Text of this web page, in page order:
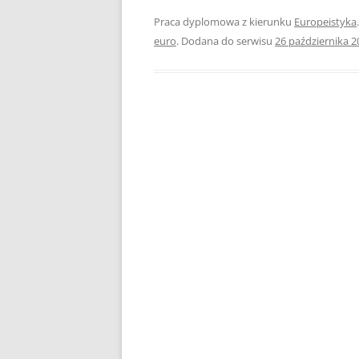
PEDAGOGIKA
Praca dyplomowa z kierunku Europeistyka
euro. Dodana do serwisu 26 października